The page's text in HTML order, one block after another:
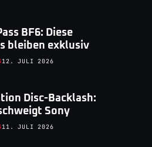
BF6: Diese
bleiben exklusiv
12. JULI 2026
Disc-Backlash:
Sony
11. JULI 2026